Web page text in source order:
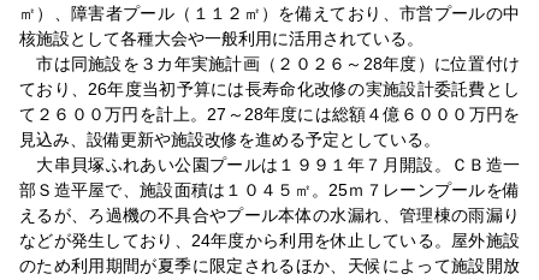
㎡）、障害者プール（１１２㎡）を備えており、市営プールの中
核施設として各種大会や一般利用に活用されている。
市は同施設を３カ年実施計画（２０２６～28年度）に位置付け
ており、26年度当初予算には長寿命化改修の実施設計委託費とし
て２６００万円を計上。27～28年度には総額４億６０００万円を
見込み、設備更新や施設改修を進める予定としている。
大串貝塚ふれあい公園プールは１９９１年７月開設。ＣＢ造一
部Ｓ造平屋で、施設面積は１０４５㎡。25ｍ７レーンプールを備
えるが、ろ過機の不具合やプール本体の水漏れ、管理棟の雨漏り
などが発生しており、24年度から利用を休止している。屋外施設
のため利用期間が夏季に限定されるほか、天候によって施設開放